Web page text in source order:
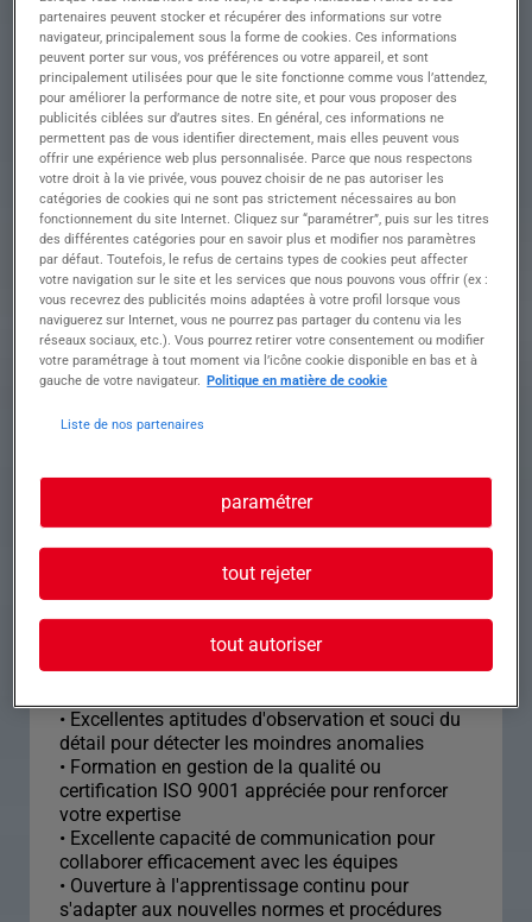
Rejoignez notre équipe et assurez la qualité des
produits à chaque étape, de la réception à
l'expédition
• Effectuer le contrôle qualité lors de la réception
des marchandises
• Superviser l'agréage pour garantir le respect des
normes établies
• Réaliser des audits réguliers sur les produits en
stock
• Mettre en œuvre des protocoles de qualité pour
l'expédition
• Collaborer étroitement avec l'équipe pour
résoudre rapidement les problèmes de qualité
Profil recherché
Formation et expérience Nous recherchons un
Agréeur / Contrôleur qualité H/F rigoureux et
engagé, prêt à assurer des contrôles de qualité
• Compétences en contrôle réception, agréage et
expédition essentielles pour garantir la qualité
• Capacité à travailler avec précision dans un
• Excellentes aptitudes d'observation et souci du
détail pour détecter les moindres anomalies
• Formation en gestion de la qualité ou
certification ISO 9001 appréciée pour renforcer
votre expertise
• Excellente capacité de communication pour
collaborer efficacement avec les équipes
• Ouverture à l'apprentissage continu pour
s'adapter aux nouvelles normes et procédures
partenaires peuvent stocker et récupérer des informations sur votre
navigateur, principalement sous la forme de cookies. Ces informations
peuvent porter sur vous, vos préférences ou votre appareil, et sont
principalement utilisées pour que le site fonctionne comme vous l’attendez,
pour améliorer la performance de notre site, et pour vous proposer des
publicités ciblées sur d’autres sites. En général, ces informations ne
permettent pas de vous identifier directement, mais elles peuvent vous
offrir une expérience web plus personnalisée. Parce que nous respectons
votre droit à la vie privée, vous pouvez choisir de ne pas autoriser les
catégories de cookies qui ne sont pas strictement nécessaires au bon
fonctionnement du site Internet. Cliquez sur “paramétrer”, puis sur les titres
des différentes catégories pour en savoir plus et modifier nos paramètres
par défaut. Toutefois, le refus de certains types de cookies peut affecter
votre navigation sur le site et les services que nous pouvons vous offrir (ex :
vous recevrez des publicités moins adaptées à votre profil lorsque vous
naviguerez sur Internet, vous ne pourrez pas partager du contenu via les
réseaux sociaux, etc.). Vous pourrez retirer votre consentement ou modifier
votre paramétrage à tout moment via l’icône cookie disponible en bas et à
gauche de votre navigateur. Politique en matière de cookie
Liste de nos partenaires
paramétrer
tout rejeter
tout autoriser